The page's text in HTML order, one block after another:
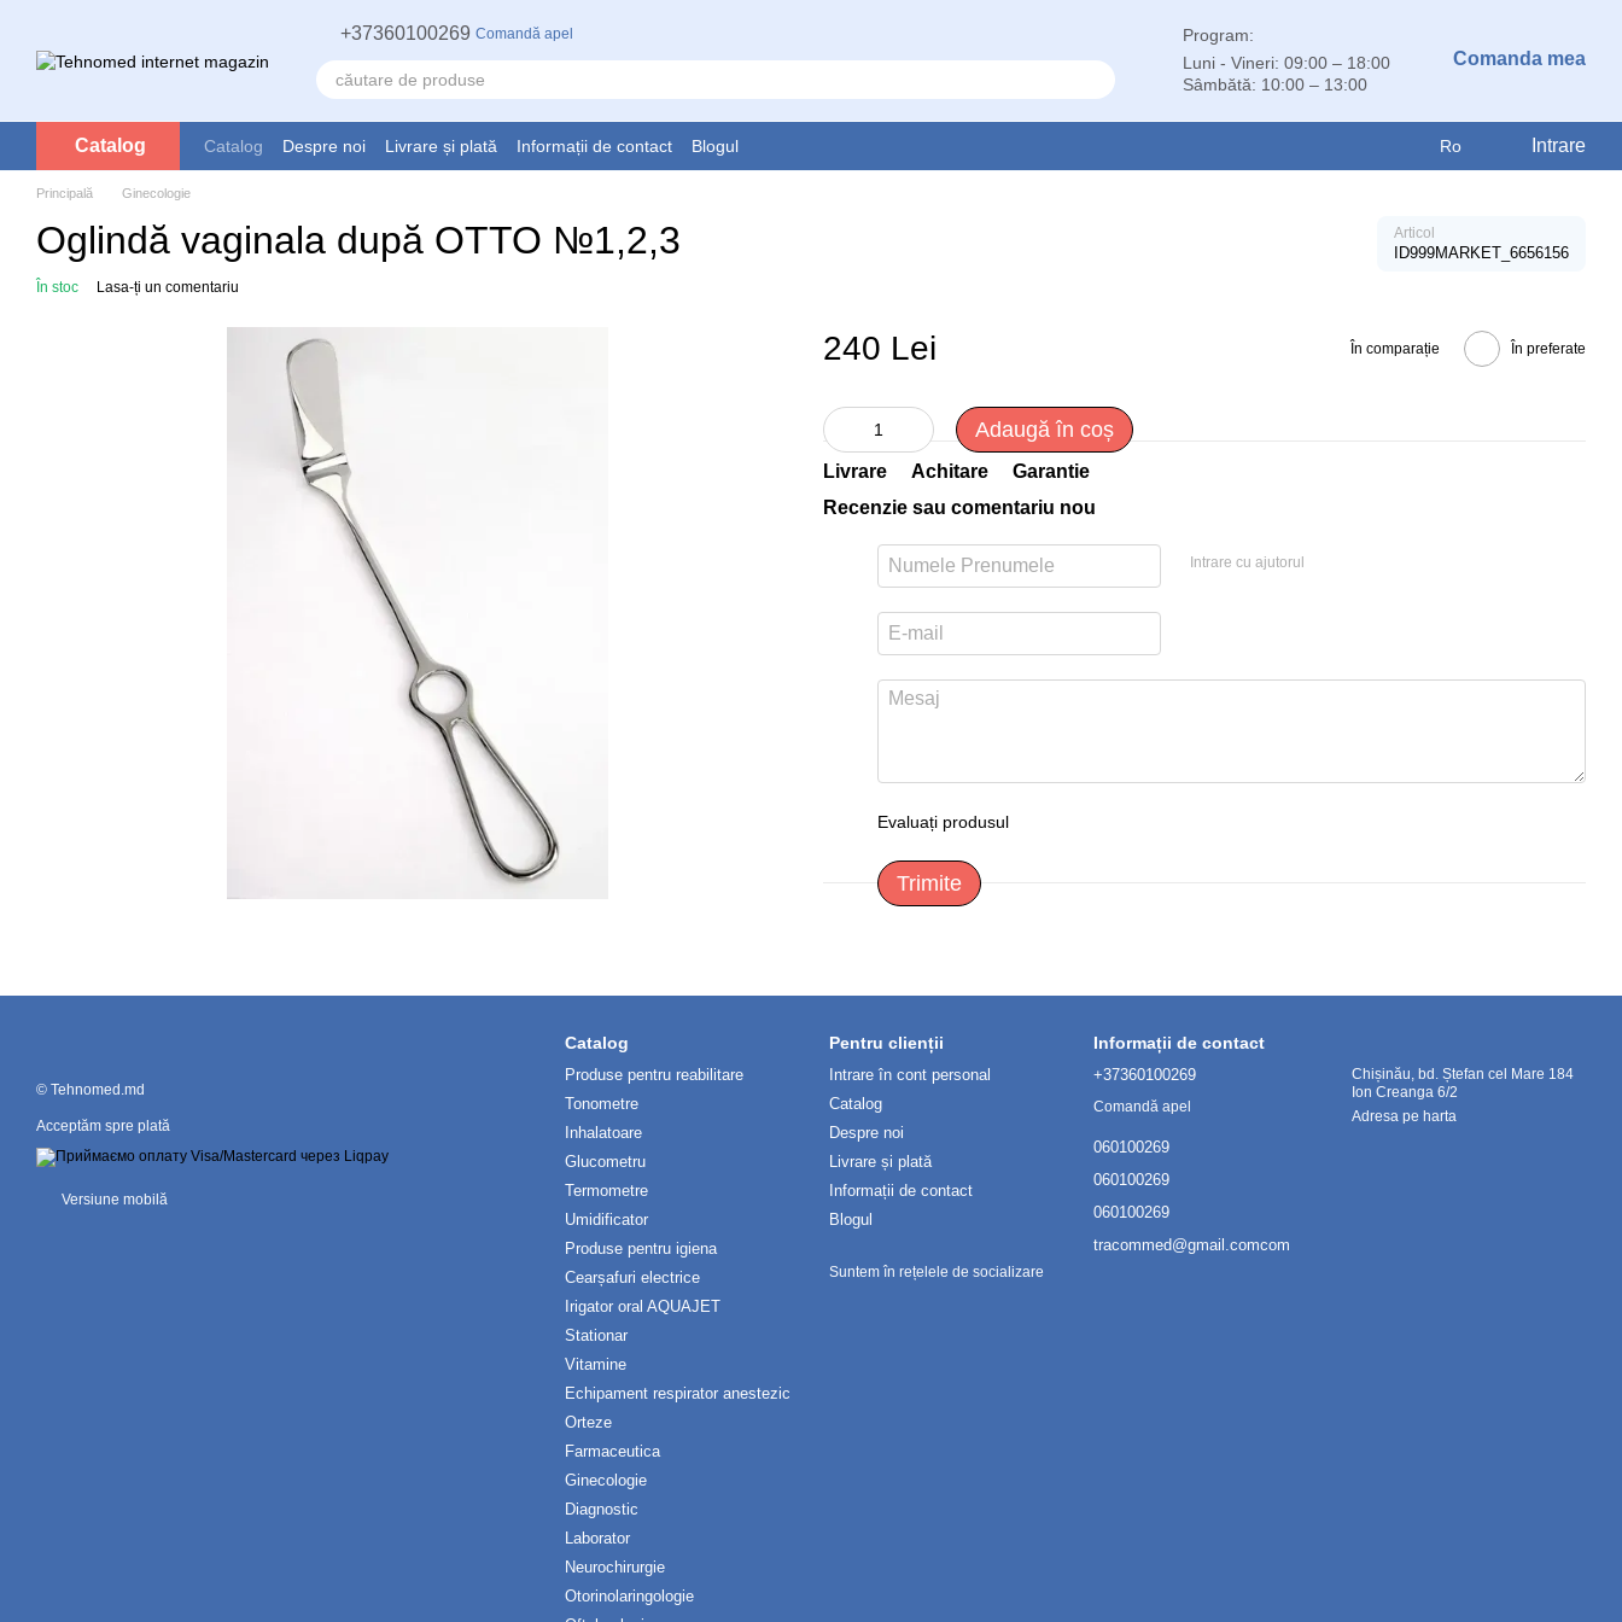
+37360100269 Comandă apel
Program:
Luni - Vineri: 09:00 – 18:00
Sâmbătă: 10:00 – 13:00
Comanda mea
Catalog Catalog Despre noi Livrare și plată Informații de contact Blogul Ro Intrare
Principală Ginecologie
Oglindă vaginala după ОТТО №1,2,3 Articol
ID999MARKET_6656156
În stoc Lasa-ți un comentariu
240 Lei În comparație În preferate
Adaugă în coș
Livrare Achitare
Garantie
Recenzie sau comentariu nou
Intrare cu ajutorul
Evaluați produsul
Trimite
© Tehnomed.md
Acceptăm spre plată
Versiune mobilă
Catalog
Produse pentru reabilitare
Tonometre
Inhalatoare
Glucometru
Termometre
Umidificator
Produse pentru igiena
Cearșafuri electrice
Irigator oral AQUAJET
Stationar
Vitamine
Echipament respirator anestezic
Orteze
Farmaceutica
Ginecologie
Diagnostic
Laborator
Neurochirurgie
Otorinolaringologie
Pentru clienții
Intrare în cont personal
Catalog
Despre noi
Livrare și plată
Informații de contact
Blogul
Suntem în rețelele de socializare
Informații de contact
+37360100269
Comandă apel
060100269
060100269
060100269
tracommed@gmail.comcom
Chișinău, bd. Ștefan cel Mare 184
Ion Creanga 6/2
Adresa pe harta